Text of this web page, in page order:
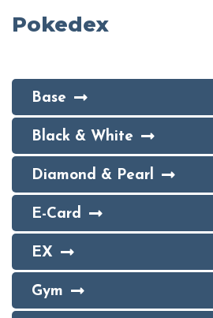
Pokedex
Base
Black & White
Diamond & Pearl
E-Card
EX
Gym